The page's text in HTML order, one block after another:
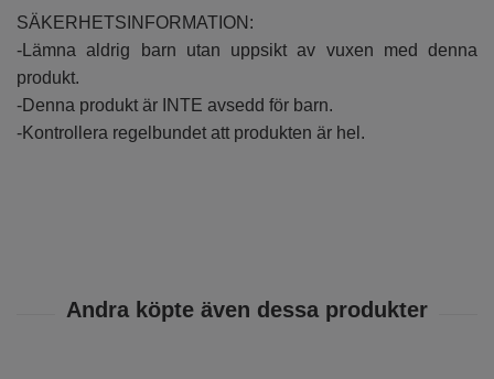
SÄKERHETSINFORMATION:
-Lämna aldrig barn utan uppsikt av vuxen med denna
produkt.
-Denna produkt är INTE avsedd för barn.
-Kontrollera regelbundet att produkten är hel.